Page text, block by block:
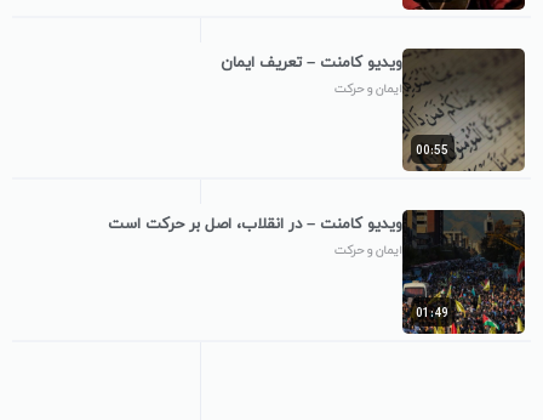
00:55
ویدیو کامنت – تعریف ایمان
ایمان و حرکت
01:49
ویدیو کامنت – در انقلاب، اصل بر حرکت است
ایمان و حرکت